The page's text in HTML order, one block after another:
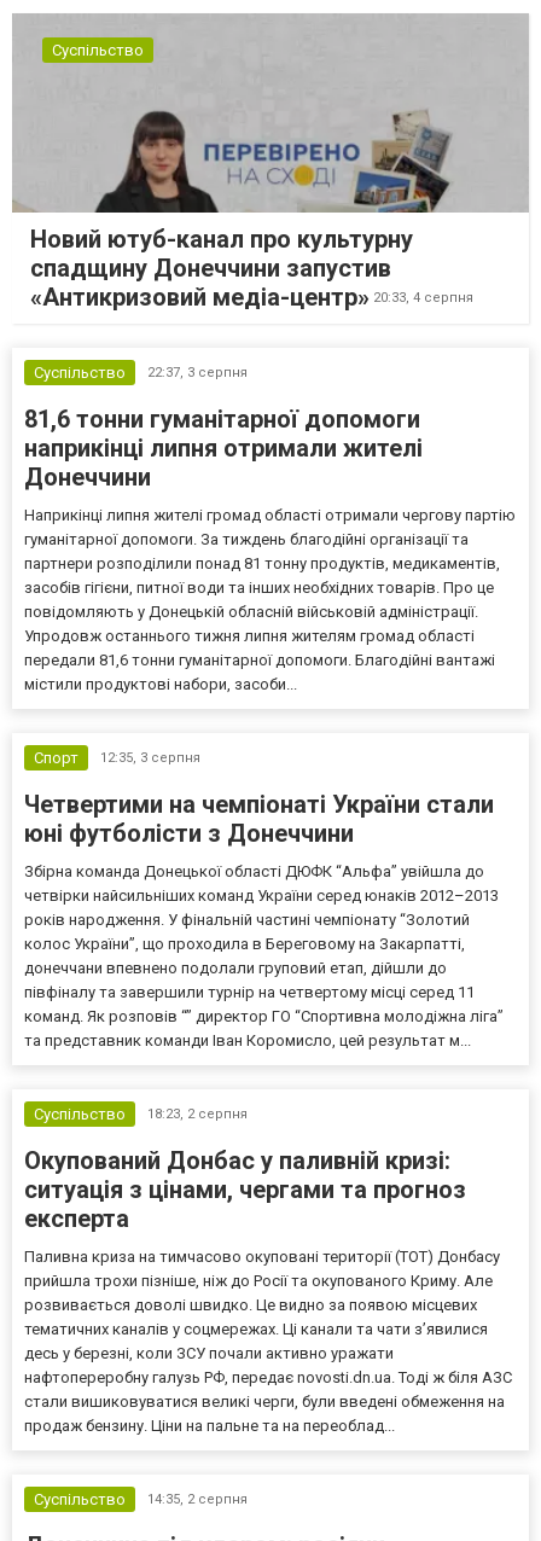
Суспільство
Новий ютуб-канал про культурну
спадщину Донеччини запустив
«Антикризовий медіа-центр» 20:33, 4 серпня
Суспільство 22:37, 3 серпня
81,6 тонни гуманітарної допомоги
наприкінці липня отримали жителі
Донеччини
Наприкінці липня жителі громад області отримали чергову партію
гуманітарної допомоги. За тиждень благодійні організації та
партнери розподілили понад 81 тонну продуктів, медикаментів,
засобів гігієни, питної води та інших необхідних товарів. Про це
повідомляють у Донецькій обласній військовій адміністрації.
Упродовж останнього тижня липня жителям громад області
передали 81,6 тонни гуманітарної допомоги. Благодійні вантажі
містили продуктові набори, засоби...
Спорт 12:35, 3 серпня
Четвертими на чемпіонаті України стали
юні футболісти з Донеччини
Збірна команда Донецької області ДЮФК “Альфа” увійшла до
четвірки найсильніших команд України серед юнаків 2012–2013
років народження. У фінальній частині чемпіонату “Золотий
колос України”, що проходила в Береговому на Закарпатті,
донеччани впевнено подолали груповий етап, дійшли до
півфіналу та завершили турнір на четвертому місці серед 11
команд. Як розповів “” директор ГО “Спортивна молодіжна ліга”
та представник команди Іван Коромисло, цей результат м...
Суспільство 18:23, 2 серпня
Окупований Донбас у паливній кризі:
ситуація з цінами, чергами та прогноз
експерта
Паливна криза на тимчасово окуповані території (ТОТ) Донбасу
прийшла трохи пізніше, ніж до Росії та окупованого Криму. Але
розвивається доволі швидко. Це видно за появою місцевих
тематичних каналів у соцмережах. Ці канали та чати з’явилися
десь у березні, коли ЗСУ почали активно уражати
нафтопереробну галузь РФ, передає novosti.dn.ua. Тоді ж біля АЗС
стали вишиковуватися великі черги, були введені обмеження на
продаж бензину. Ціни на пальне та на переоблад...
Суспільство 14:35, 2 серпня